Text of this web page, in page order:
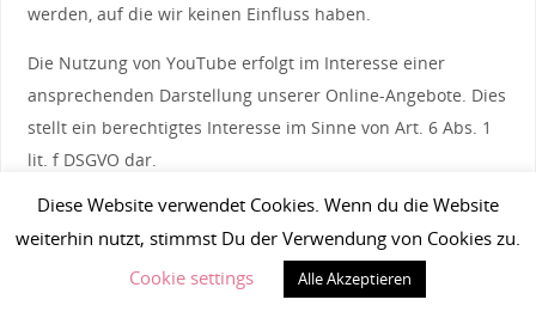
werden, auf die wir keinen Einfluss haben.
Die Nutzung von YouTube erfolgt im Interesse einer
ansprechenden Darstellung unserer Online-Angebote. Dies
stellt ein berechtigtes Interesse im Sinne von Art. 6 Abs. 1
lit. f DSGVO dar.
Weitere Informationen über Datenschutz bei YouTube
finden Sie in deren Datenschutzerklärung unter:
https://policies.google.com/privacy?hl=de.
Diese Website verwendet Cookies. Wenn du die Website
weiterhin nutzt, stimmst Du der Verwendung von Cookies zu.
Cookie settings
Alle Akzeptieren